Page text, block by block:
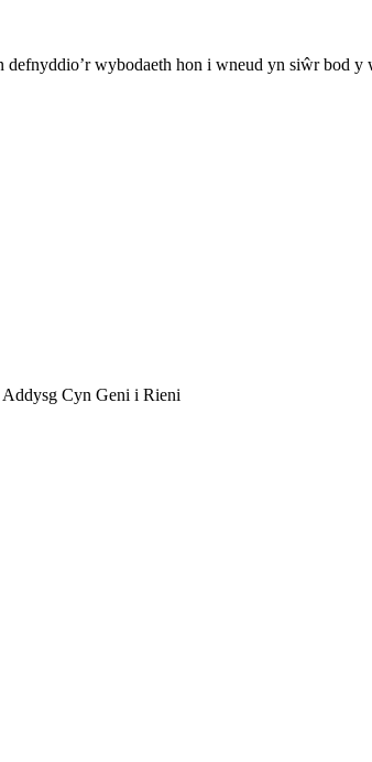
wybodaeth hon i wneud yn siŵr bod
Addysg Cyn Geni i Rieni